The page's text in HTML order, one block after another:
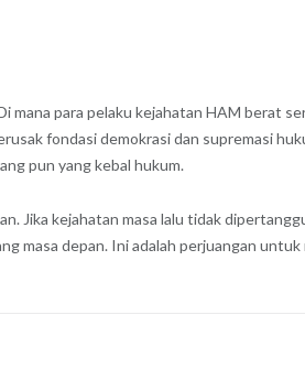
para pelaku kejahatan HAM berat
fondasi demokrasi dan supremasi
pun yang kebal hukum.
Jika kejahatan masa lalu tidak
masa depan. Ini adalah perjuangan